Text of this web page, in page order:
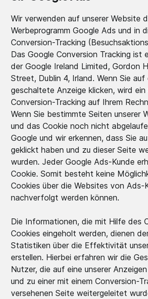
Wir verwenden auf unserer Website
Werbeprogramm Google Ads und in
Conversion-Tracking
Das Google Conversion Tracking ist
der Google Ireland Limited, Gordon
Street, Dublin 4, Irland. Wenn Sie
geschaltete Anzeige klicken, wird
Conversion-Tracking auf Ihrem
Wenn Sie bestimmte Seiten unserer
und das Cookie noch nicht
Google und wir erkennen, dass Sie
geklickt haben und zu dieser Seite
wurden. Jeder Google Ads-Kunde
Cookie. Somit besteht keine
Cookies über die Websites von Ads-
nachverfolgt werden können.
Die Informationen, die mit Hilfe des
Cookies eingeholt werden, dienen
Statistiken über die Effektivität
erstellen. Hierbei erfahren wir die
Nutzer, die auf eine unserer
und zu einer mit einem Conversion-
versehenen Seite weitergeleitet